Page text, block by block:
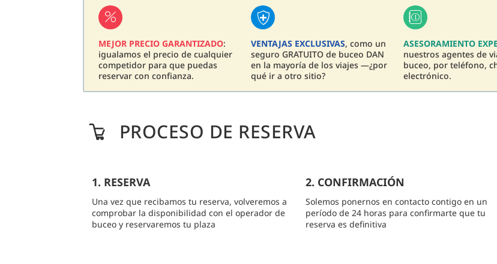
MEJOR PRECIO GARANTIZADO:
igualamos el precio de cualquier
competidor para que puedas
reservar con confianza.
VENTAJAS EXCLUSIVAS, como un
seguro GRATUITO de buceo DAN
en la mayoría de los viajes —¿por
qué ir a otro sitio?
ASESORAMIENTO
nuestros agentes de
buceo, por teléfono,
electrónico.
PROCESO DE RESERVA
1. RESERVA
Una vez que recibamos tu reserva, volveremos a
comprobar la disponibilidad con el operador de
buceo y reservaremos tu plaza
2. CONFIRMACIÓN
Solemos ponernos en contacto contigo en un
período de 24 horas para confirmarte que tu
reserva es definitiva